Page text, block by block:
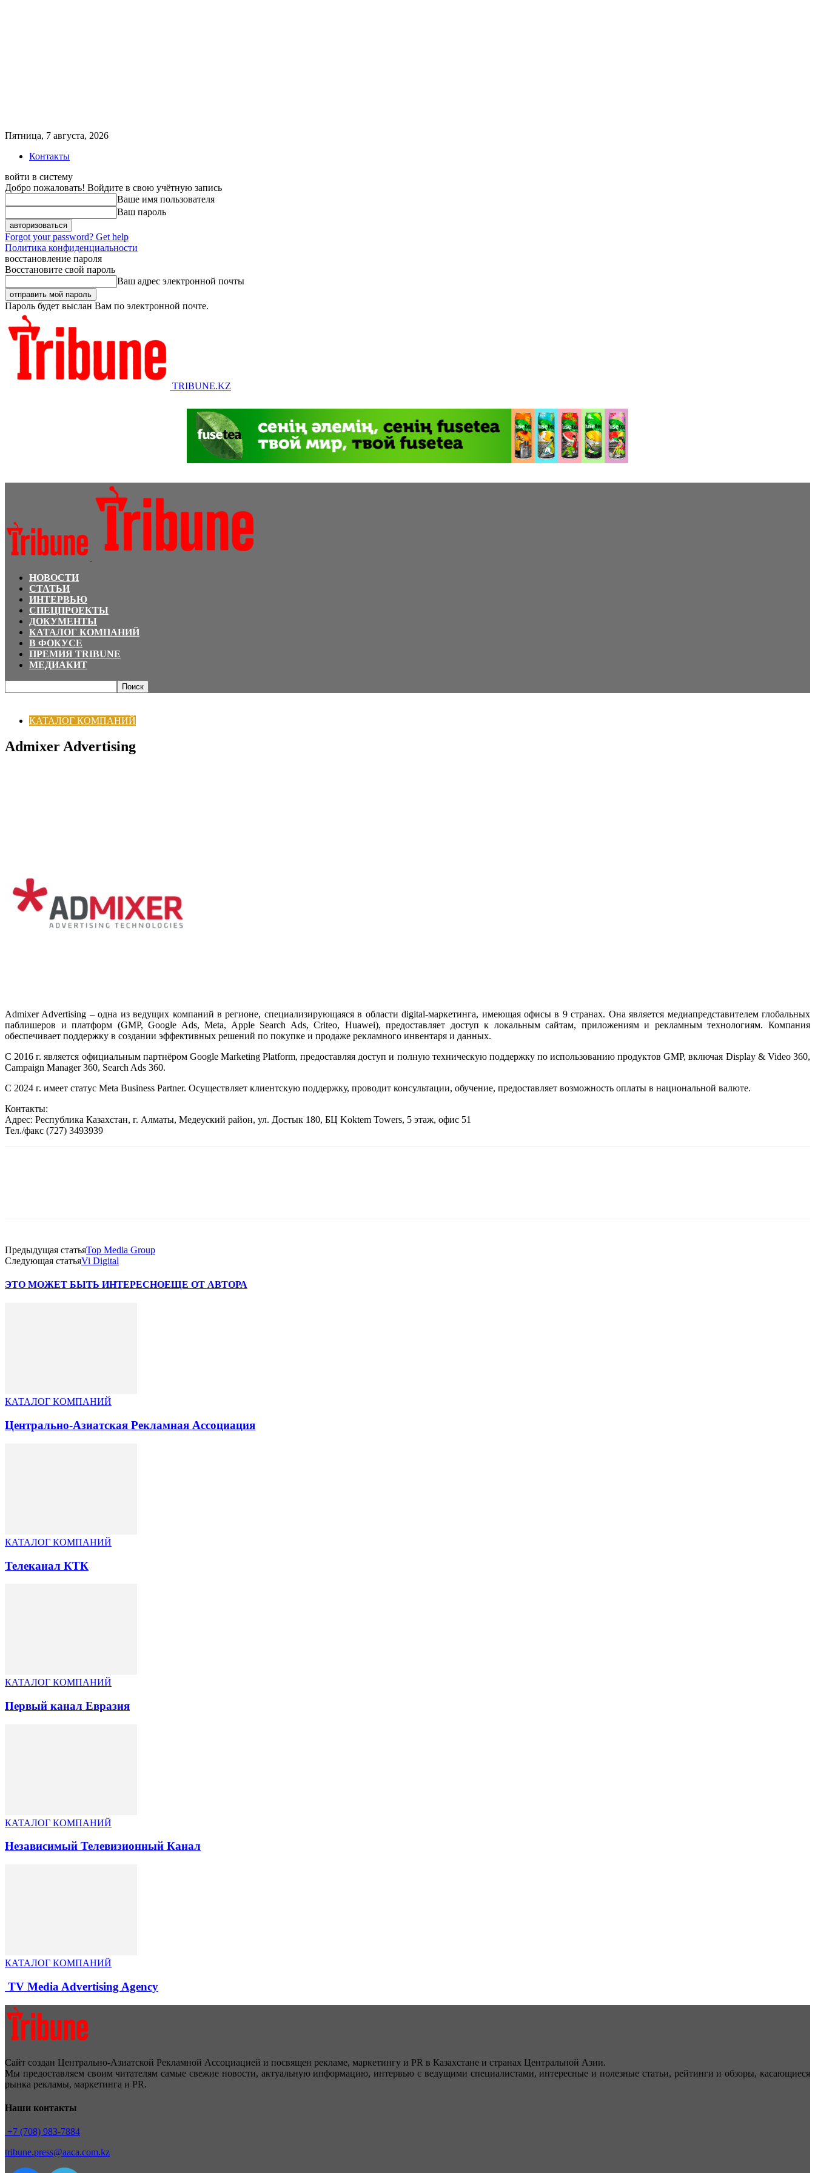
Пятница, 7 августа, 2026
Контакты
войти в систему
Добро пожаловать! Войдите в свою учётную запись
Ваше имя пользователя
Ваш пароль
Forgot your password? Get help
Политика конфиденциальности
восстановление пароля
Восстановите свой пароль
Ваш адрес электронной почты
Пароль будет выслан Вам по электронной почте.
TRIBUNE.KZ
НОВОСТИ
СТАТЬИ
ИНТЕРВЬЮ
СПЕЦПРОЕКТЫ
ДОКУМЕНТЫ
КАТАЛОГ КОМПАНИЙ
В ФОКУСЕ
ПРЕМИЯ TRIBUNE
МЕДИАКИТ
КАТАЛОГ КОМПАНИЙ
Admixer Advertising
Admixer Advertising – одна из ведущих компаний в регионе, специализирующаяся в области digital-маркетинга, имеющая офисы в 9 странах. Она является медиапредставителем глобальных
паблишеров и платформ (GMP, Google Ads, Meta, Apple Search Ads, Criteo, Huawei), предоставляет доступ к локальным сайтам, приложениям и рекламным технологиям. Компания
обеспечивает поддержку в создании эффективных решений по покупке и продаже рекламного инвентаря и данных.
С 2016 г. является официальным партнёром Google Marketing Platform, предоставляя доступ и полную техническую поддержку по использованию продуктов GMP, включая Display & Video 360,
Campaign Manager 360, Search Ads 360.
С 2024 г. имеет статус Meta Business Partner. Осуществляет клиентскую поддержку, проводит консультации, обучение, предоставляет возможность оплаты в национальной валюте.
Контакты:
Адрес: Республика Казахстан, г. Алматы, Медеуский район, ул. Достык 180, БЦ Koktem Towers, 5 этаж, офис 51
Тел./факс (727) 3493939
Предыдущая статьяTop Media Group
Следующая статьяVi Digital
ЭТО МОЖЕТ БЫТЬ ИНТЕРЕСНОЕЩЕ ОТ АВТОРА
КАТАЛОГ КОМПАНИЙ
Центрально-Азиатская Рекламная Ассоциация
КАТАЛОГ КОМПАНИЙ
Телеканал КТК
КАТАЛОГ КОМПАНИЙ
Первый канал Евразия
КАТАЛОГ КОМПАНИЙ
Независимый Телевизионный Канал
КАТАЛОГ КОМПАНИЙ
TV Media Advertising Agency
Сайт создан Центрально-Азиатской Рекламной Ассоциацией и посвящен рекламе, маркетингу и PR в Казахстане и странах Центральной Азии.
Мы предоставляем своим читателям самые свежие новости, актуальную информацию, интервью с ведущими специалистами, интересные и полезные статьи, рейтинги и обзоры, касающиеся
рынка рекламы, маркетинга и PR.
Наши контакты
+7 (708) 983-7884
tribune.press@aaca.com.kz